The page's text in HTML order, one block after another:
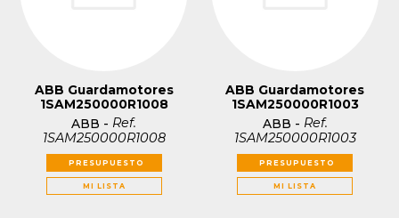
ABB Guardamotores
1SAM250000R1008
ABB - Ref.
1SAM250000R1008
PRESUPUESTO
MI LISTA
ABB Guardamotores
1SAM250000R1003
ABB - Ref.
1SAM250000R1003
PRESUPUESTO
MI LISTA